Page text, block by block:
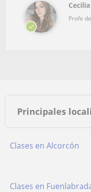
Profe
Principales
Clases en Alcorcón
Clases en